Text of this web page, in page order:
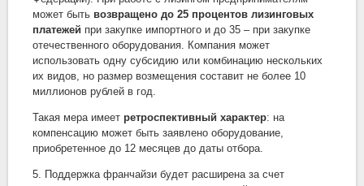
может быть возвращено до 25 процентов лизинговых
платежей при закупке импортного и до 35 – при закупке
отечественного оборудования. Компания может
использовать одну субсидию или комбинацию нескольких
их видов, но размер возмещения составит не более 10
миллионов рублей в год.
Такая мера имеет ретроспективный характер: на
компенсацию может быть заявлено оборудование,
приобретенное до 12 месяцев до даты отбора.
5. Поддержка франчайзи будет расширена за счет